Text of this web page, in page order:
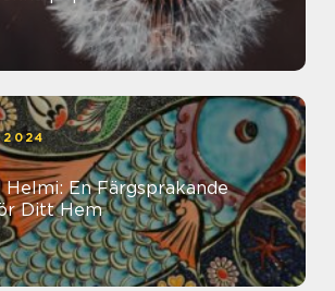
En Färgsprakande
Ditt Hem